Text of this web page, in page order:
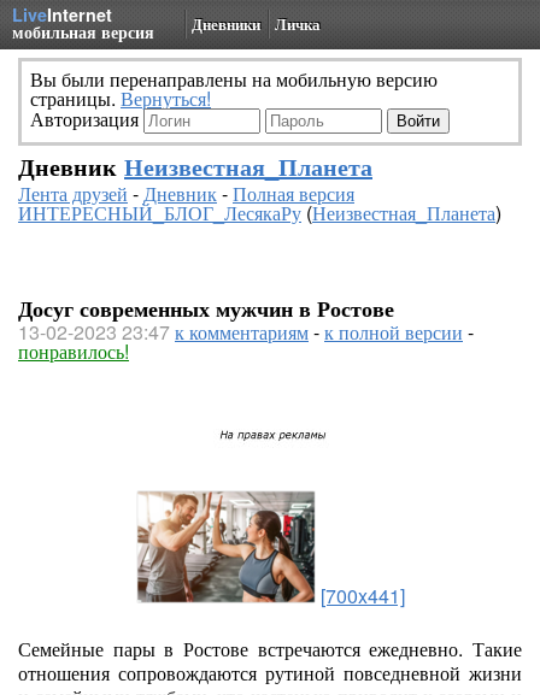
LiveInternet
мобильная версия Дневники Личка
Вы были перенаправлены на мобильную версию
страницы. Вернуться!
Авторизация
Дневник Неизвестная_Планета
Лента друзей -Дневник-Полная версия
ИНТЕРЕСНЫЙ_БЛОГ_ЛесякаРу(Неизвестная_Планета)
Досуг современных мужчин в Ростове
13-02-2023 23:47к комментариям-к полной версии -
понравилось!
[700x441]
Семейные пары в Ростове встречаются ежедневно. Такие
отношения сопровождаются рутиной повседневной жизни